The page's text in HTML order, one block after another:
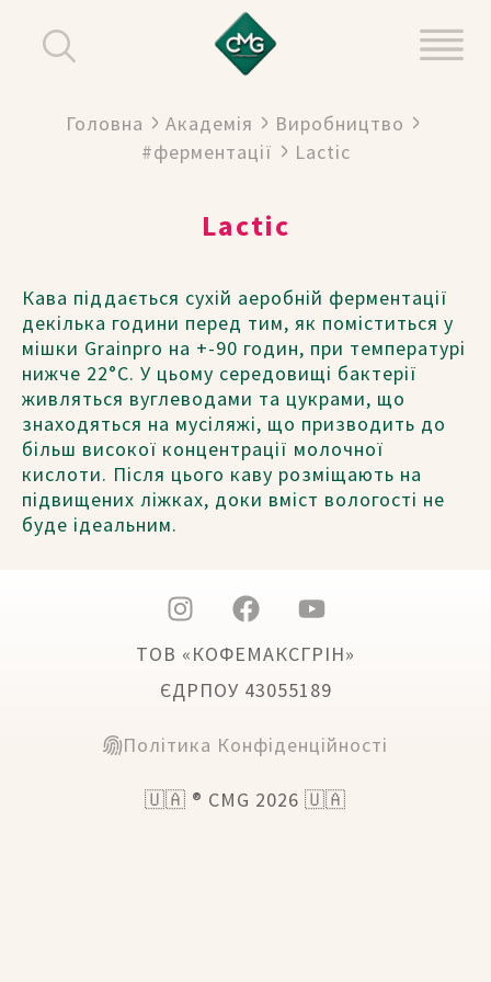
Головна Академія
Виробництво
#ферментації
Lactic
Lactic
Кава піддається сухій аеробній ферментації
декілька години перед тим, як поміститься у
мішки Grainpro на +-90 годин, при температурі
нижче 22°C. У цьому середовищі бактерії
живляться вуглеводами та цукрами, що
знаходяться на мусіляжі, що призводить до
більш високої концентрації молочної
кислоти. Після цього каву розміщають на
підвищених ліжках, доки вміст вологості не
буде ідеальним.
ТОВ «КОФЕМАКСГРІН»
ЄДРПОУ 43055189
Політика Конфіденційності
🇺🇦 ® CMG 2026 🇺🇦